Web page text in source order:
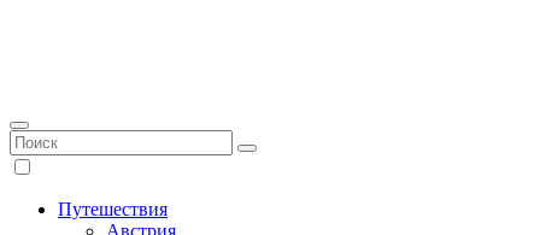
Путешествия
Австрия